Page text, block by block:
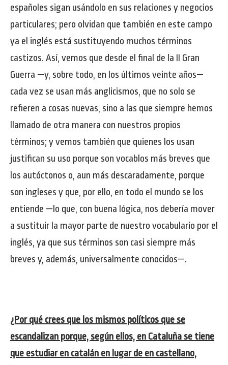
españoles sigan usándolo en sus relaciones y negocios
particulares; pero olvidan que también en este campo
ya el inglés está sustituyendo muchos términos
castizos. Así, vemos que desde el final de la II Gran
Guerra —y, sobre todo, en los últimos veinte años—
cada vez se usan más anglicismos, que no solo se
refieren a cosas nuevas, sino a las que siempre hemos
llamado de otra manera con nuestros propios
términos; y vemos también que quienes los usan
justifican su uso porque son vocablos más breves que
los autóctonos o, aun más descaradamente, porque
son ingleses y que, por ello, en todo el mundo se los
entiende —lo que, con buena lógica, nos debería mover
a sustituir la mayor parte de nuestro vocabulario por el
inglés, ya que sus términos son casi siempre más
breves y, además, universalmente conocidos—.
¿Por qué crees que los mismos políticos que se
escandalizan porque, según ellos, en Cataluña se tiene
que estudiar en catalán en lugar de en castellano,